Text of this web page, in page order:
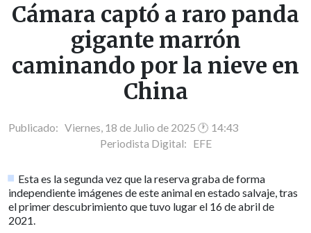
Cámara captó a raro panda
gigante marrón
caminando por la nieve en
China
Publicado: Viernes, 18 de Julio de 2025 🕐 14:43
Periodista Digital: EFE
Esta es la segunda vez que la reserva graba de forma
independiente imágenes de este animal en estado salvaje, tras
el primer descubrimiento que tuvo lugar el 16 de abril de
2021.